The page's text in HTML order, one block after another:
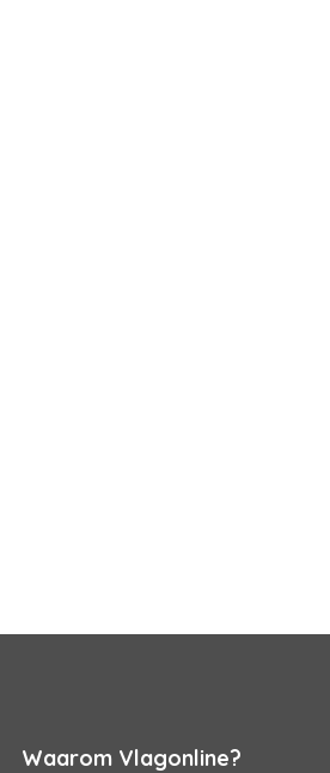
Waarom Vlagonline?